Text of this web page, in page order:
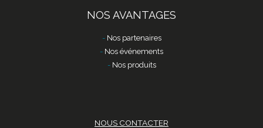
NOS AVANTAGES
Nos partenaires
Nos événements
Nos produits
NOUS CONTACTER